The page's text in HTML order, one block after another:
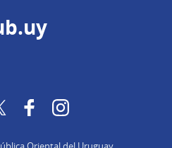
Twitter FacebookInstagram